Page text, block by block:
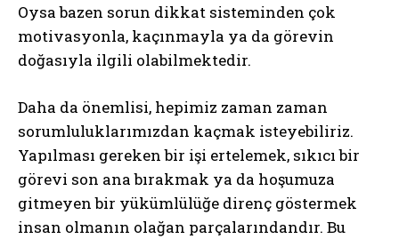
Oysa bazen sorun dikkat sisteminden çok
motivasyonla, kaçınmayla ya da görevin
doğasıyla ilgili olabilmektedir.
Daha da önemlisi, hepimiz zaman zaman
sorumluluklarımızdan kaçmak isteyebiliriz.
Yapılması gereken bir işi ertelemek, sıkıcı bir
görevi son ana bırakmak ya da hoşumuza
gitmeyen bir yükümlülüğe direnç göstermek
insan olmanın olağan parçalarındandır. Bu